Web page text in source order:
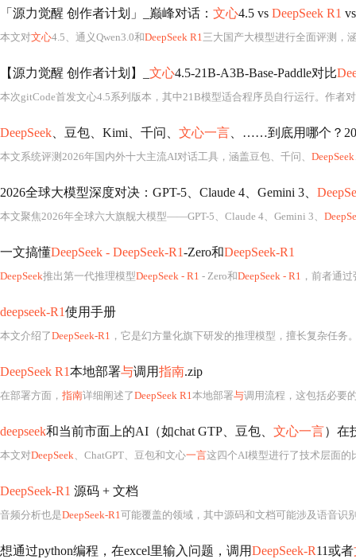
「源力觉醒 创作者计划」_巅峰对话： 文心4.5 vs DeepSeek R1 vs
本文对文心4.5、通义Qwen3.0和DeepSeek R1三大国产大模型进行全面评测，
【源力觉醒 创作者计划】_ 文心4.5-21B-A3B-Base-Paddle对比
本次gitCode首发文心4.5系列版本，其中21B模型适合程序员自行运行。作者
DeepSeek 、豆包、Kimi、千问、 文心一言 、……到底用哪个？2026年
本文系统评测2026年国内外十大主流AI对话工具，涵盖豆包、千问、 DeepSeek
2026全球大模型深度对决：GPT-5、Claude 4、Gemini 3、
本文聚焦2026年全球六大旗舰大模型——GPT-5、Claude 4、Gemini 3、
一文搞懂DeepSeek - DeepSeek-R1-Zero和DeepSeek-R1
DeepSeek推出第一代推理模型DeepSeek - R1 - Zero和DeepSeek - R1 ，前者通过强化学习展现推理行为
deepseek-R1使用手册
本文介绍了DeepSeek-R1 ，它是幻方量化旗下研发的推理模型，擅长复杂任务。其优势包括性能卓越、完全开源等，缺点有网络门槛高、消息更迭滞后等。还说明了它能拓宽视野，使用时
DeepSeek R1本地部署与调用指南.zip
在部署方面， 指南详细阐述了DeepSeek R1本地部署与调用流程，这包括必要的
deepseek和当前市面上的AI（如chat GTP、豆包、 文心一言）在技
本文对DeepSeek、ChatGPT、豆包和文心一言这四个AI模型进行了技术层面的比较分析。首先介绍了各自的技术框架和核心
DeepSeek-R1 源码 + 文档
音频分析也是DeepSeek-R1可能覆盖的领域，其中源码和文档可能涉及语音识
想通过python编程，在excel里输入问题，调用DeepSeek-R11或者